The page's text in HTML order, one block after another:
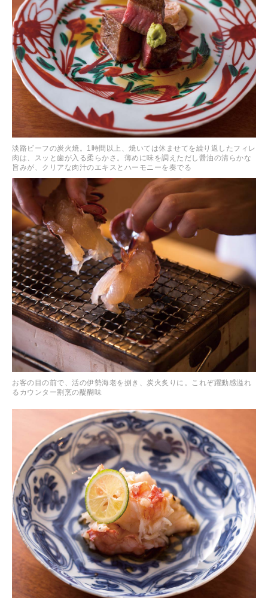
淡路ビーフの炭火焼。1時間以上、焼いては休ませてを繰り返したフィレ
肉は、スッと歯が入る柔らかさ。薄めに味を調えただし醤油の清らかな
旨みが、クリアな肉汁のエキスとハーモニーを奏でる
お客の目の前で、活の伊勢海老を捌き、炭火炙りに。これぞ躍動感溢れ
るカウンター割烹の醍醐味